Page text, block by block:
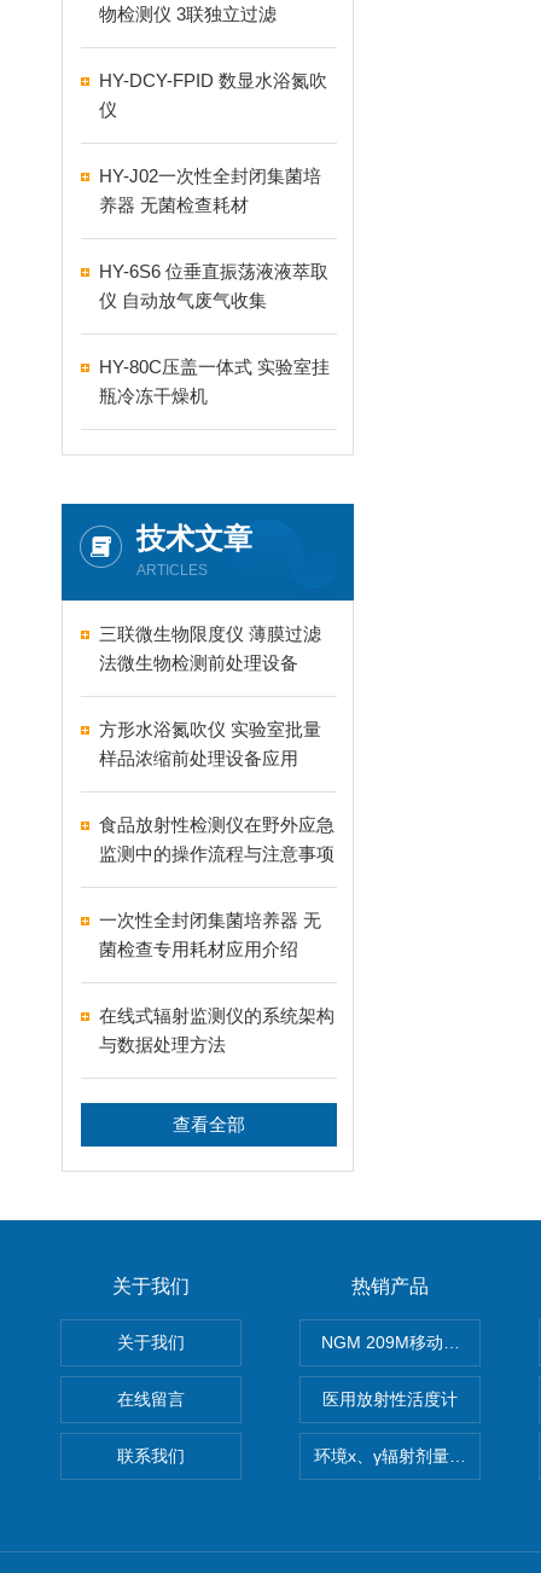
物检测仪 3联独立过滤
HY-DCY-FPID 数显水浴氮吹
仪
HY-J02一次性全封闭集菌培
养器 无菌检查耗材
HY-6S6 位垂直振荡液液萃取
仪 自动放气废气收集
HY-80C压盖一体式 实验室挂
瓶冷冻干燥机
技术文章
ARTICLES
三联微生物限度仪 薄膜过滤
法微生物检测前处理设备
方形水浴氮吹仪 实验室批量
样品浓缩前处理设备应用
食品放射性检测仪在野外应急
监测中的操作流程与注意事项
一次性全封闭集菌培养器 无
菌检查专用耗材应用介绍
在线式辐射监测仪的系统架构
与数据处理方法
查看全部
关于我们
关于我们
在线留言
联系我们
热销产品
NGM 209M移动式惰性气体
医用放射性活度计
环境x、γ辐射剂量率仪